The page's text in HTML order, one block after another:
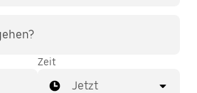
Zeit
Jetzt